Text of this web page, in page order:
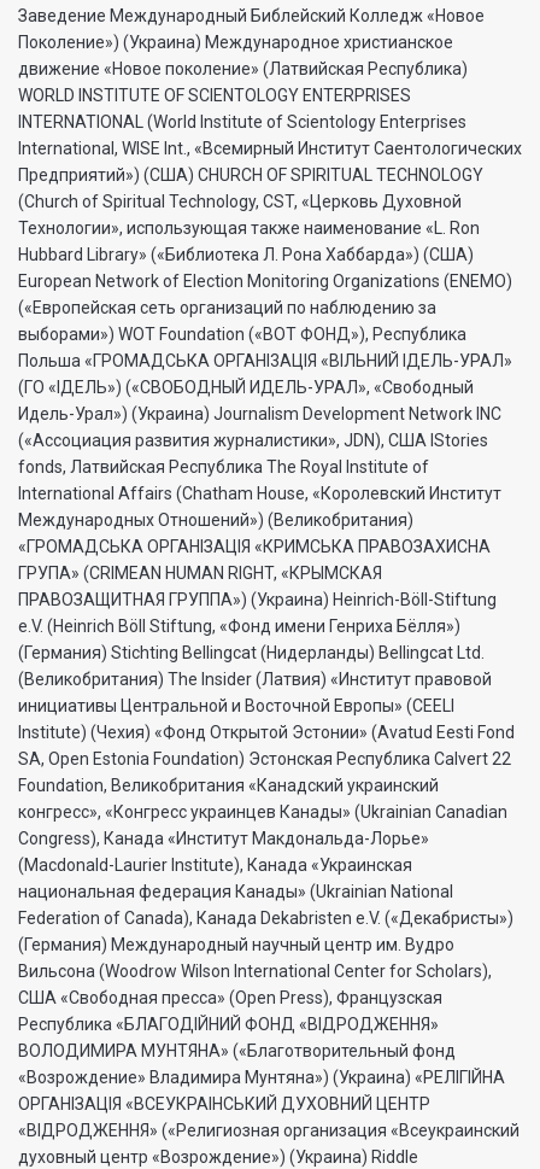
Заведение Международный Библейский Колледж «Новое
Поколение») (Украина) Международное христианское
движение «Новое поколение» (Латвийская Республика)
WORLD INSTITUTE OF SCIENTOLOGY ENTERPRISES
INTERNATIONAL (World Institute of Scientology Enterprises
International, WISE Int., «Всемирный Институт Саентологических
Предприятий») (США) CHURCH OF SPIRITUAL TECHNOLOGY
(Church of Spiritual Technology, CST, «Церковь Духовной
Технологии», использующая также наименование «L. Ron
Hubbard Library» («Библиотека Л. Рона Хаббарда») (США)
European Network of Election Monitoring Organizations (ENEMO)
(«Европейская сеть организаций по наблюдению за
выборами») WOT Foundation («ВОТ ФОНД»), Республика
Польша «ГРОМАДСЬКА ОРГАНI3АЦIЯ «ВIЛЬНИЙ IДЕЛЬ-УРАЛ»
(ГО «IДЕЛЬ») («СВОБОДНЫЙ ИДЕЛЬ-УРАЛ», «Свободный
Идель-Урал») (Украина) Journalism Development Network INC
(«Ассоциация развития журналистики», JDN), США IStories
fonds, Латвийская Республика The Royal Institute of
International Affairs (Chatham House, «Королевский Институт
Международных Отношений») (Великобритания)
«ГРОМАДСЬКА ОРГАНIЗАЦIЯ «КРИМСЬКА ПРАВОЗАХИСНА
ГРУПА» (CRIMEAN HUMAN RIGHT, «КРЫМСКАЯ
ПРАВОЗАЩИТНАЯ ГРУППА») (Украина) Heinrich-Böll-Stiftung
e.V. (Heinrich Böll Stiftung, «Фонд имени Генриха Бёлля»)
(Германия) Stichting Bellingcat (Нидерланды) Bellingcat Ltd.
(Великобритания) The Insider (Латвия) «Институт правовой
инициативы Центральной и Восточной Европы» (CEELI
Institute) (Чехия) «Фонд Открытой Эстонии» (Avatud Eesti Fond
SA, Open Estonia Foundation) Эстонская Республика Calvert 22
Foundation, Великобритания «Канадский украинский
конгресс», «Конгресс украинцев Канады» (Ukrainian Canadian
Congress), Канада «Институт Макдональда-Лорье»
(Macdonald-Laurier Institute), Канада «Украинская
национальная федерация Канады» (Ukrainian National
Federation of Canada), Канада Dekabristen e.V. («Декабристы»)
(Германия) Международный научный центр им. Вудро
Вильсона (Woodrow Wilson International Center for Scholars),
США «Свободная пресса» (Open Press), Французская
Республика «БЛАГОДIЙНИЙ ФОНД «ВIДРОДЖЕННЯ»
ВОЛОДИМИРА МУНТЯНА» («Благотворительный фонд
«Возрождение» Владимира Мунтяна») (Украина) «РЕЛIГIЙНА
ОРГАНIЗАЦIЯ «ВСЕУКРАIНСЬКИЙ ДУХОВНИЙ ЦЕНТР
«ВIДРОДЖЕННЯ» («Религиозная организация «Всеукраинский
духовный центр «Возрождение») (Украина) Riddle